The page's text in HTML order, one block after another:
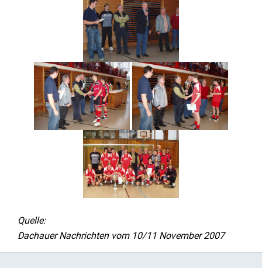
Quelle:
Dachauer Nachrichten vom 10/11 November 2007